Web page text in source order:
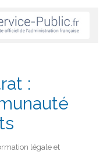
:
légale et